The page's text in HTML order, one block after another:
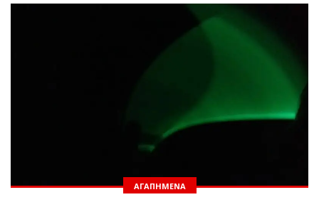
ΑΓΑΠΗΜΈΝΑ